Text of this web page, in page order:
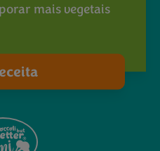
mais vegetais